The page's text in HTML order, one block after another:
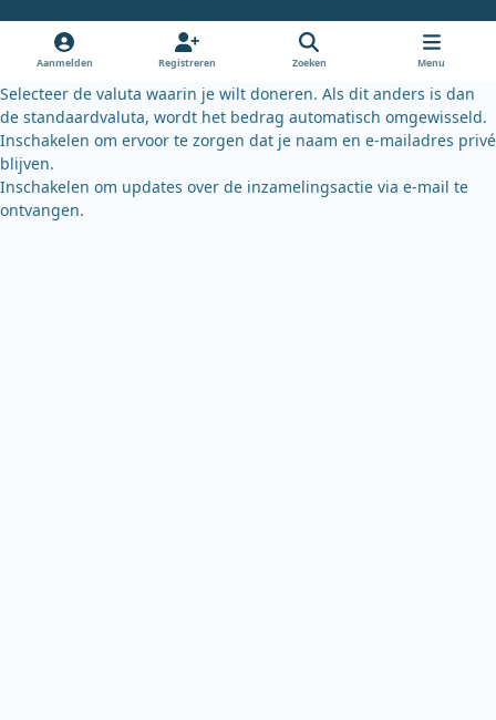
o
k
b
k
y
Aanmelden Registreren Zoeken Menu
Selecteer de valuta waarin je wilt doneren. Als dit anders is dan
de standaardvaluta, wordt het bedrag automatisch omgewisseld.
Inschakelen om ervoor te zorgen dat je naam en e-mailadres privé
blijven.
Inschakelen om updates over de inzamelingsactie via e-mail te
ontvangen.